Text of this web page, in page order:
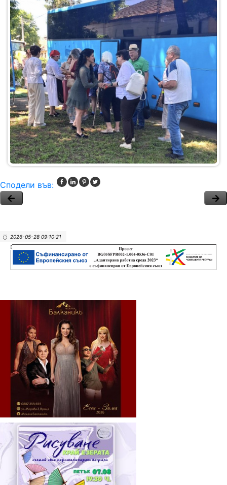
Сподели във:
2026-05-28 09:10:21